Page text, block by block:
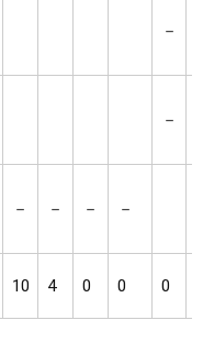
－
－
－ － － －
10 4 0 0 0